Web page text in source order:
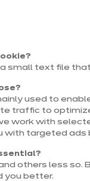
small text file
used to
traffic to
work with
with targeted ads
others less so.
you better.